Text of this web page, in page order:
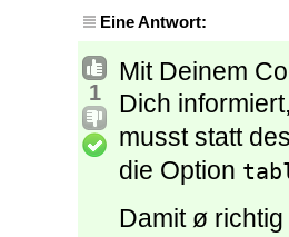
Eine Antwort:
1
Mit Deinem
Dich
musst statt
die Option
Damit ø